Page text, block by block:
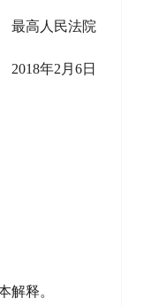
最高人民法院
2018年2月6日
解释。